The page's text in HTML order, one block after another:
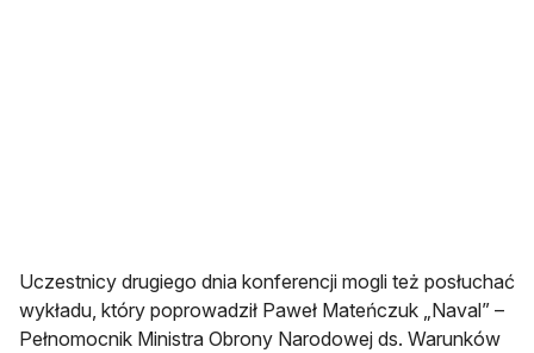
Uczestnicy drugiego dnia konferencji mogli też posłuchać
wykładu, który poprowadził Paweł Mateńczuk „Naval” –
Pełnomocnik Ministra Obrony Narodowej ds. Warunków